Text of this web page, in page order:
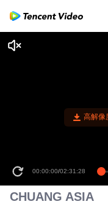
高解像
00:00:00/02:31:28
CHUANG ASIA